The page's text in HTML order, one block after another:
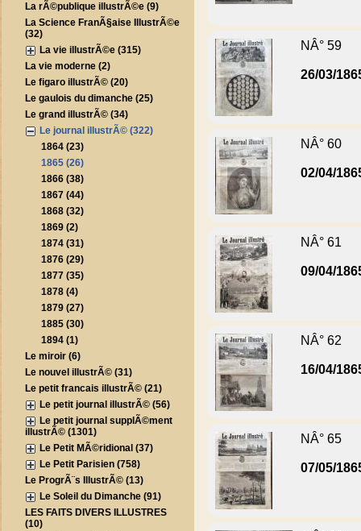
La rÃ©publique illustrÃ©e (9)
La Science FranÃ§aise IllustrÃ©e
(32)
La vie illustrÃ©e (315)
La vie moderne (2)
Le figaro illustrÃ© (20)
Le gaulois du dimanche (25)
Le grand illustrÃ© (34)
Le journal illustrÃ© (322)
1864 (23)
1865 (26)
1866 (38)
1867 (44)
1868 (32)
1869 (2)
1874 (31)
1876 (29)
1877 (35)
1878 (4)
1879 (27)
1885 (30)
1894 (1)
Le miroir (6)
Le nouvel illustrÃ© (31)
Le petit francais illustrÃ© (21)
Le petit journal illustrÃ© (56)
Le petit journal supplÃ©ment
illustrÃ© (1301)
Le Petit MÃ©ridional (37)
Le Petit Parisien (758)
Le ProgrÃ¨s IllustrÃ© (13)
Le Soleil du Dimanche (91)
LES FAITS DIVERS ILLUSTRES
(10)
NÂ° 59
26/03/
NÂ° 60
02/04/
NÂ° 61
09/04/
NÂ° 62
16/04/
NÂ° 65
07/05/